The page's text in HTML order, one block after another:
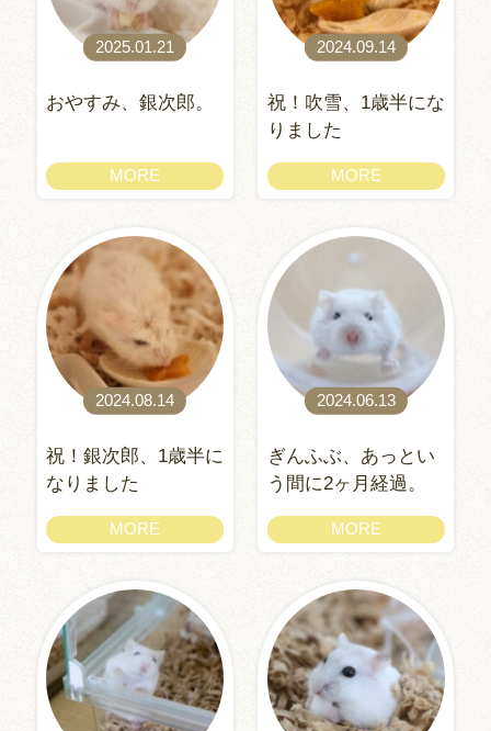
2025.01.21
おやすみ、銀次郎。
MORE
2024.09.14
祝！吹雪、1歳半にな
りました
MORE
2024.08.14
祝！銀次郎、1歳半に
なりました
MORE
2024.06.13
ぎんふぶ、あっとい
う間に2ヶ月経過。
MORE